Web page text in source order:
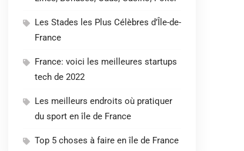
Les Stades les Plus Célèbres d’Île-de-
France
France: voici les meilleures startups
tech de 2022
Les meilleurs endroits où pratiquer
du sport en île de France
Top 5 choses à faire en île de France